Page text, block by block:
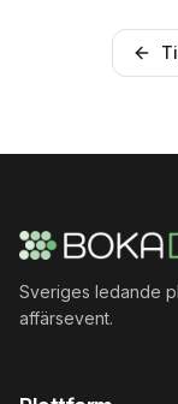
Sveriges ledande
affärsevent.